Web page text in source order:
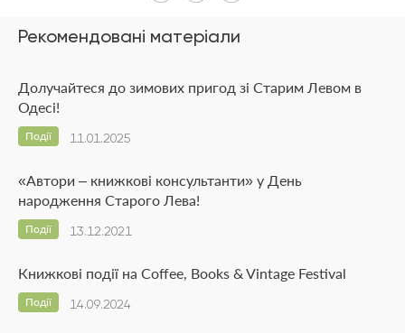
Рекомендовані матеріали
Долучайтеся до зимових пригод зі Старим Левом в
Одесі!
11.01.2025
Події
«Автори – книжкові консультанти» у День
народження Старого Лева!
13.12.2021
Події
Книжкові події на Coffee, Books & Vintage Festival
14.09.2024
Події